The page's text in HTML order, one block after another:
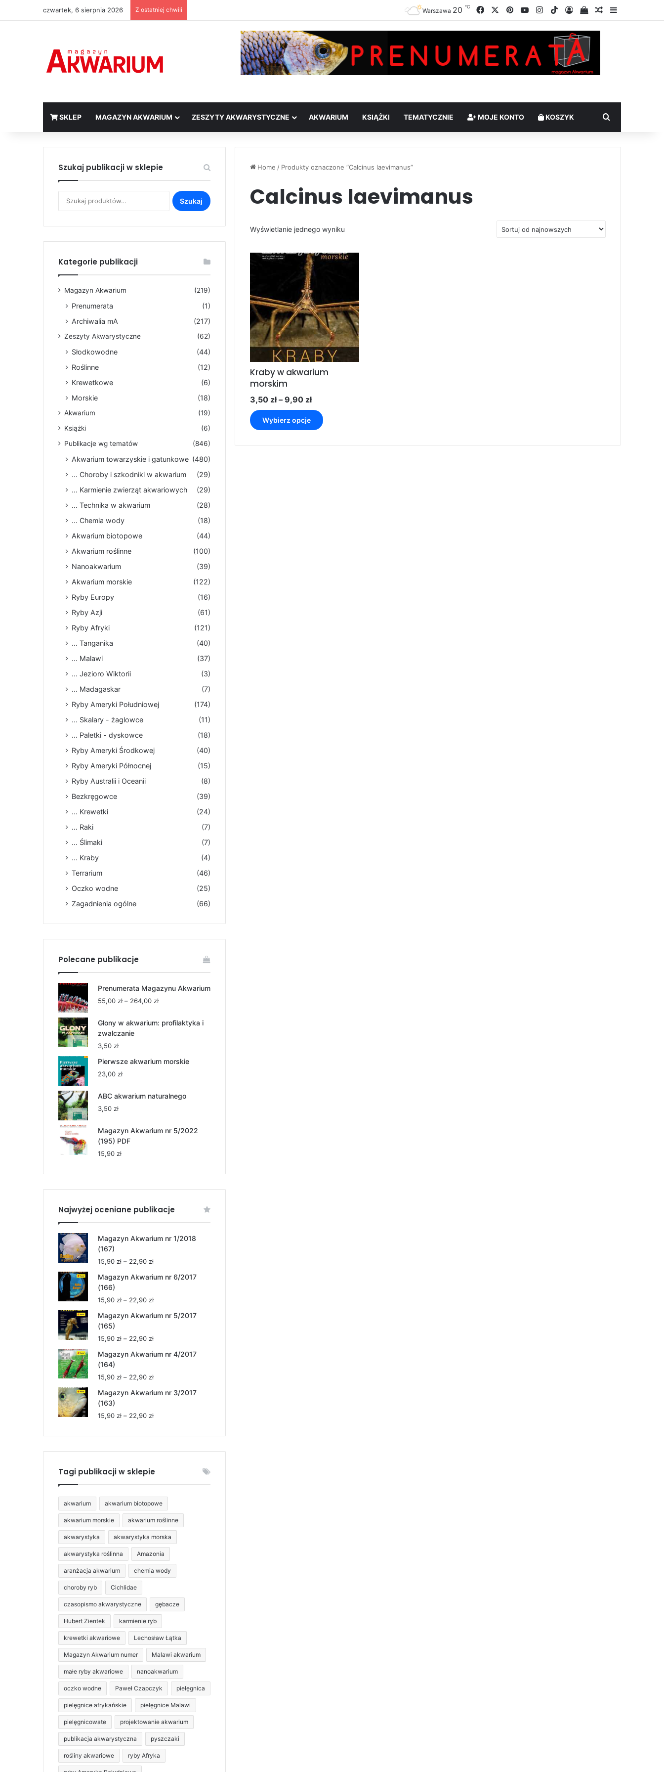
czwartek, 6 sierpnia 2026 Z ostatniej chwili Warszawa 20 ℃ FacebookPinterestYouTubeInstagram
TikTokZalogujSprawdź swój
Losowy artykuł
Sidebar
SKLEP MAGAZYN AKWARIUM ZESZYTY AKWARYSTYCZNE AKWARIUM KSIĄŻKI TEMATYCZNIE MOJE KONTO KOSZYK Szukaj
Home / Produkty oznaczone “Calcinus laevimanus”
Calcinus laevimanus
Wyświetlanie jednego wyniku
Kraby w akwarium
morskim
3,50 zł – 9,90 złZakres
cen:
3,50 zł
Wybierz opcje
produkt
wiele
Szukaj publikacji w sklepie
Szukaj
Kategorie publikacji
Magazyn Akwarium (219)
Prenumerata
(1)
Archiwalia mA
(217)
Zeszyty Akwarystyczne (62)
Słodkowodne
(44)
Roślinne
(12)
Krewetkowe
(6)
Morskie
(18)
Akwarium
(19)
Książki
(6)
Publikacje wg tematów
(846)
Akwarium towarzyskie i gatunkowe (480)
... Choroby i szkodniki w akwarium
(29)
... Karmienie zwierząt akwariowych
(29)
... Technika w akwarium
(28)
... Chemia wody
(18)
Akwarium biotopowe
(44)
Akwarium roślinne
(100)
Nanoakwarium
(39)
Akwarium morskie
(122)
Ryby Europy
(16)
Ryby Azji
(61)
Ryby Afryki
(121)
... Tanganika
(40)
... Malawi
(37)
... Jezioro Wiktorii
(3)
... Madagaskar
(7)
Ryby Ameryki Południowej
(174)
... Skalary - żaglowce
(11)
... Paletki - dyskowce
(18)
Ryby Ameryki Środkowej
(40)
Ryby Ameryki Północnej
(15)
Ryby Australii i Oceanii
(8)
Bezkręgowce
(39)
... Krewetki
(24)
... Raki
(7)
... Ślimaki
(7)
... Kraby
(4)
Terrarium
(46)
Oczko wodne
(25)
Zagadnienia ogólne
(66)
Polecane publikacje
Prenumerata Magazynu Akwarium
55,00 zł – 264,00 złZakres
od
Glony w akwarium: profilaktyka i
zwalczanie
3,50 zł
Pierwsze akwarium morskie
23,00 zł
ABC akwarium naturalnego
3,50 zł
Magazyn Akwarium nr 5/2022
(195) PDF
15,90 zł
Najwyżej oceniane publikacje
Magazyn Akwarium nr 1/2018
(167)
15,90 zł – 22,90 złZakres
od
do
22,90 zł
Magazyn Akwarium nr 6/2017
(166)
15,90 zł – 22,90 złZakres
od
do
22,90 zł
Magazyn Akwarium nr 5/2017
(165)
15,90 zł – 22,90 złZakres
od
do
22,90 zł
Magazyn Akwarium nr 4/2017
(164)
15,90 zł – 22,90 złZakres
od
do
Magazyn Akwarium nr 3/2017
(163)
15,90 zł – 22,90 złZakres
od
Tagi publikacji w sklepie
akwarium akwarium biotopowe
akwarium morskie akwarium roślinne
akwarystyka akwarystyka morska
akwarystyka roślinna Amazonia
aranżacja akwarium chemia wody
choroby ryb Cichlidae
czasopismo akwarystyczne gębacze
Hubert Zientek karmienie ryb
krewetki akwariowe Lechosław Łątka
Magazyn Akwarium numer Malawi akwarium
małe ryby akwariowe nanoakwarium
oczko wodne Paweł Czapczyk pielęgnica
pielęgnice afrykańskie pielęgnice Malawi
pielęgnicowate projektowanie akwarium
publikacja akwarystyczna pyszczaki
rośliny akwariowe ryby Afryka